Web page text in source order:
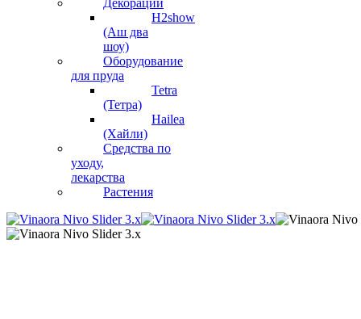
Декорации
H2show
(Аш два
шоу)
Оборудование
для пруда
Tetra
(Тетра)
Hailea
(Хайли)
Средства по
уходу,
лекарства
Растения